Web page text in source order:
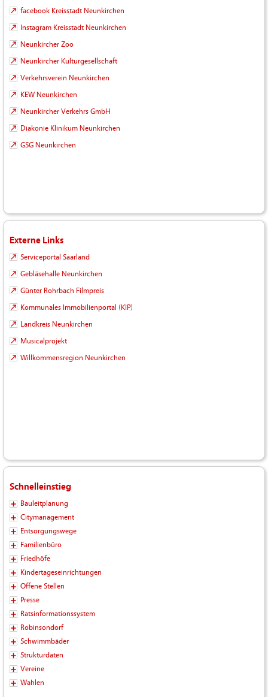
facebook Kreisstadt Neunkirchen
Instagram Kreisstadt Neunkirchen
Neunkircher Zoo
Neunkircher Kulturgesellschaft
Verkehrsverein Neunkirchen
KEW Neunkirchen
Neunkircher Verkehrs GmbH
Diakonie Klinikum Neunkirchen
GSG Neunkirchen
Externe Links
Serviceportal Saarland
Gebläsehalle Neunkirchen
Günter Rohrbach Filmpreis
Kommunales Immobilienportal (KIP)
Landkreis Neunkirchen
Musicalprojekt
Willkommensregion Neunkirchen
Schnelleinstieg
Bauleitplanung
Citymanagement
Entsorgungswege
Familienbüro
Friedhöfe
Kindertageseinrichtungen
Offene Stellen
Presse
Ratsinformationssystem
Robinsondorf
Schwimmbäder
Strukturdaten
Vereine
Wahlen